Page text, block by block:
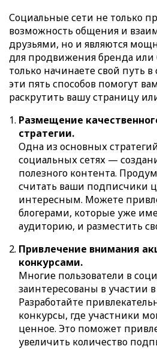
Социальные сети не только
возможность общения и
друзьями, но и являются
для продвижения бренда или
только начинаете свой путь
эти пять способов помогут
раскрутить вашу страницу
Размещение
стратегии.
Одна из основных
социальных сетях —
полезного контента.
считать ваши подписчики
интересным. Можете
блогерами, которые уже
аудиторию, и разместить
Привлечение внимания
конкурсами.
Многие пользователи в
заинтересованы в участии
Разработайте
конкурсы, где участники
ценное. Это поможет
увеличить количество